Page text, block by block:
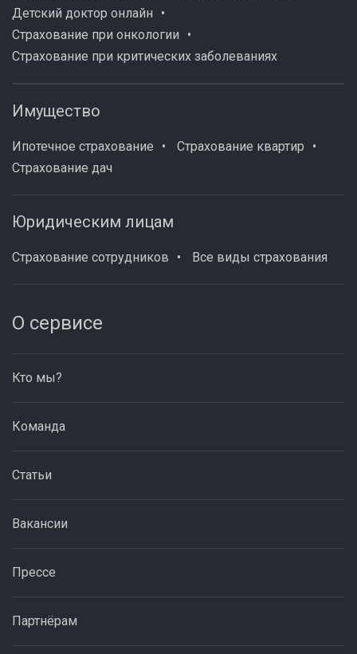
Детский доктор онлайн
Страхование при онкологии
Страхование при критических заболеваниях
Имущество
Ипотечное страхование
Страхование квартир
Страхование дач
Юридическим лицам
Страхование сотрудников Все виды страхования
О сервисе
Кто мы?
Команда
Статьи
Вакансии
Прессе
Партнёрам